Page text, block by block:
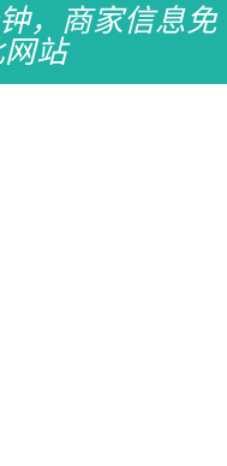
，商家信息免
站